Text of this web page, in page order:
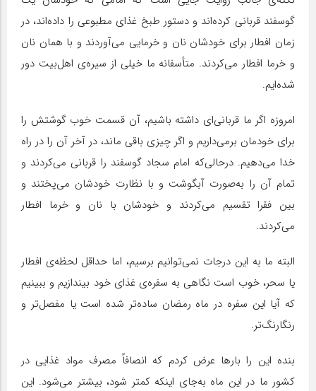
گوسفند قربانی کرده‌اند و دستور طبخ غذای مطبوعی را داده‌اند، در
زمان افطار برای خودشان نان و خرمایی می‌آوردند و با همان نان
و خرما افطار می‌کردند. متأسفانه ما خیلی از سیره‌ی اهل‌بیت دور
شده‌ایم.
امروزه اگر ما قربانی‌ای داشته باشیم، آن قسمت خوب گوشتش را
برای خودمان برمی‌داریم و اگر چیزی باقی ماند، در آخر آن را در راه
خدا می‌دهیم. درحالی‌که امام سجاد گوسفند را قربانی می‌کردند و
تمام آن را به‌صورت آبگوشت و با نظارت خودشان می‌پختند و
بین فقرا تقسیم می‌کردند و خودشان با نان و خرما افطار
می‌کردند.
البته ما به این درجات نمی‌توانیم برسیم، اما حداقل لحظه‌ی افطار
یا سحر، خوب است نگاهی به سفره‌ی غذای خود بیندازیم و ببینیم
که آیا این سفره در ماه رمضان ساده‌تر شده است یا مفصل‌تر و
رنگارنگ‌تر.
بنده این را بارها عرض کردم که انصافاً مصرف مواد غذایی در
کشور ما در این ماه به‌جای اینکه کمتر شود، بیشتر می‌شود. این